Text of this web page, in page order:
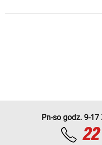
Pn-so godz. 9-
22